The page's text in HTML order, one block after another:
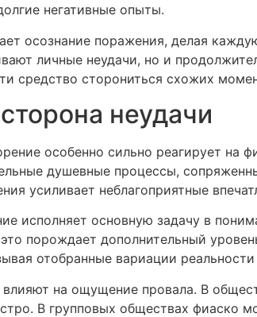
негативные опыты.
осознание поражения, делая
личные неудачи, но и
средство сторониться схожих
неудачи
особенно сильно реагирует
душевные процессы,
усиливает неблагоприятные
исполняет основную задачу в
порождает дополнительный
отобранные вариации
на ощущение провала. В
В групповых обществах фиаско